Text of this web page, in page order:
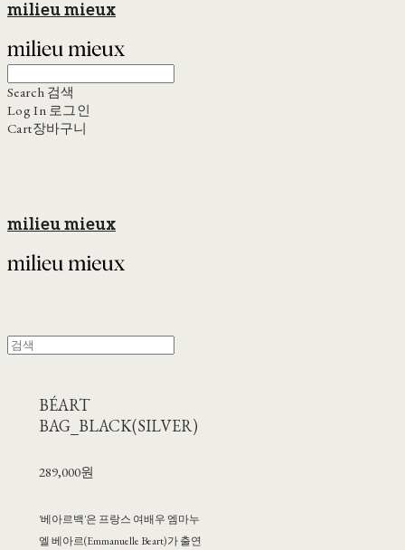
milieu mieux
Search 검색
Log In 로그인
Cart장바구니
milieu mieux
BÉART
BAG_BLACK(SILVER)
289,000원
'베아르백'은 프랑스 여배우 엠마누
엘 베아르(Emmanuelle Beart)가 출연